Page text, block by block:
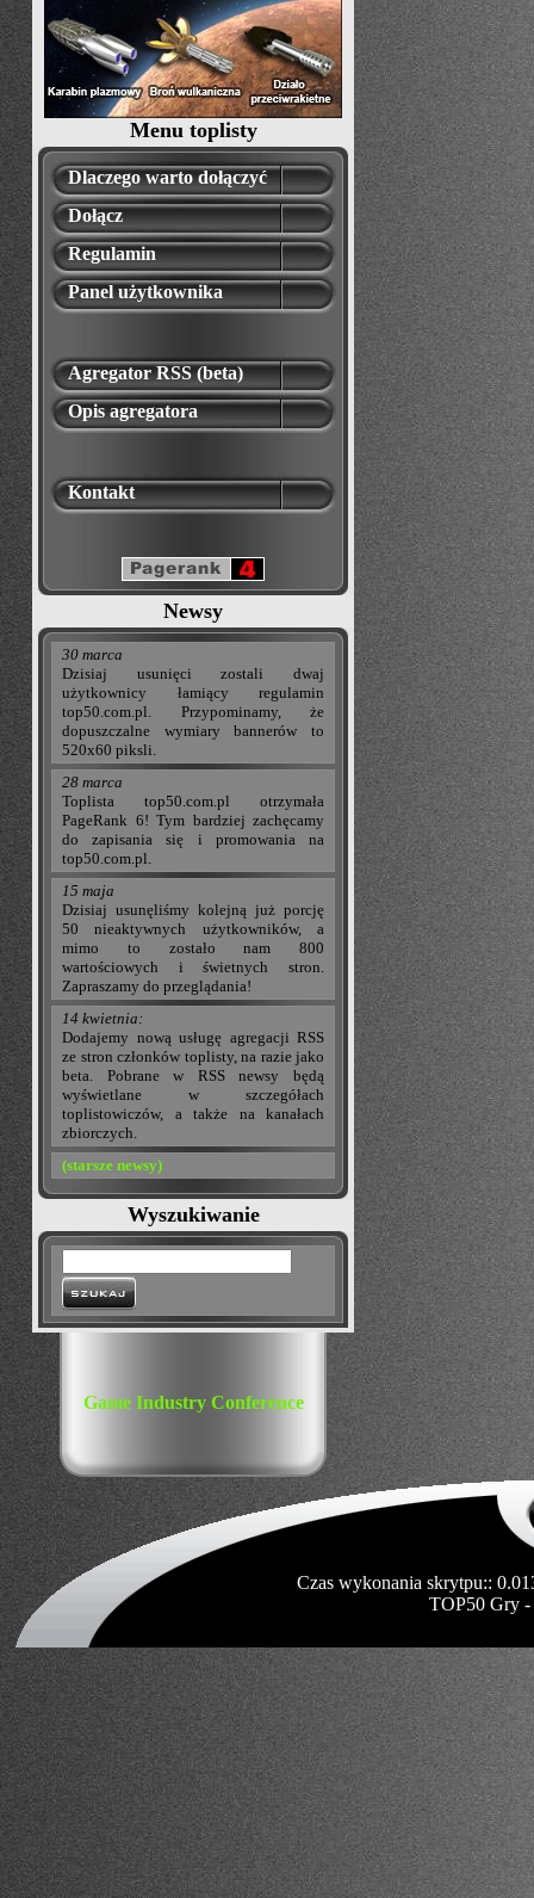
Menu toplisty
Dlaczego warto dołączyć
Dołącz
Regulamin
Panel użytkownika
Agregator RSS (beta)
Opis agregatora
Kontakt
Newsy
30 marca
Dzisiaj usunięci zostali dwaj
użytkownicy łamiący regulamin
top50.com.pl. Przypominamy, że
dopuszczalne wymiary bannerów to
520x60 piksli.
28 marca
Toplista top50.com.pl otrzymała
PageRank 6! Tym bardziej zachęcamy
do zapisania się i promowania na
top50.com.pl.
15 maja
Dzisiaj usunęliśmy kolejną już porcję
50 nieaktywnych użytkowników, a
mimo to zostało nam 800
wartościowych i świetnych stron.
Zapraszamy do przeglądania!
14 kwietnia:
Dodajemy nową usługę agregacji RSS
ze stron członków toplisty, na razie jako
beta. Pobrane w RSS newsy będą
wyświetlane w szczegółach
toplistowiczów, a także na kanałach
zbiorczych.
(starsze newsy)
Wyszukiwanie
Game Industry Conference
Czas wykonania skrytpu::
TOP50 Gry